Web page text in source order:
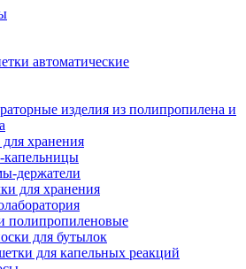
автоматические
изделия из полипропилена и
хранения
капельницы
держатели
для хранения
полипропиленовые
для бутылок
для капельных реакций